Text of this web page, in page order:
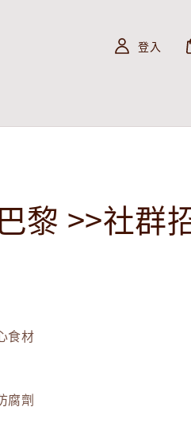
登入
黎 >>社群
食材
腐劑